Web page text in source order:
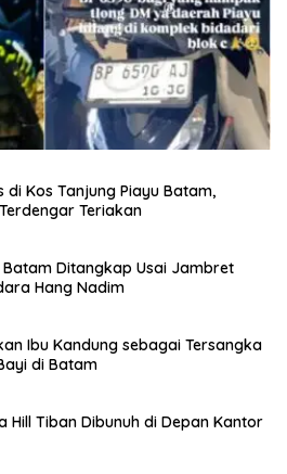
di Kos Tanjung Piayu Batam,
Teriakan
Ditangkap Usai Jambret
Hang Nadim
Ibu Kandung sebagai Tersangka
di Batam
Hill Tiban Dibunuh di Depan Kantor